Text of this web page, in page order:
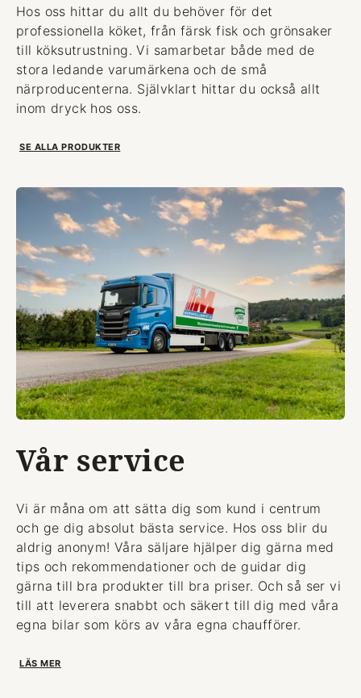
Hos oss hittar du allt du behöver för det
professionella köket, från färsk fisk och grönsaker
till köksutrustning. Vi samarbetar både med de
stora ledande varumärkena och de små
närproducenterna. Självklart hittar du också allt
inom dryck hos oss.
SE ALLA PRODUKTER
Vår service
Vi är måna om att sätta dig som kund i centrum
och ge dig absolut bästa service. Hos oss blir du
aldrig anonym! Våra säljare hjälper dig gärna med
tips och rekommendationer och de guidar dig
gärna till bra produkter till bra priser. Och så ser vi
till att leverera snabbt och säkert till dig med våra
egna bilar som körs av våra egna chaufförer.
LÄS MER